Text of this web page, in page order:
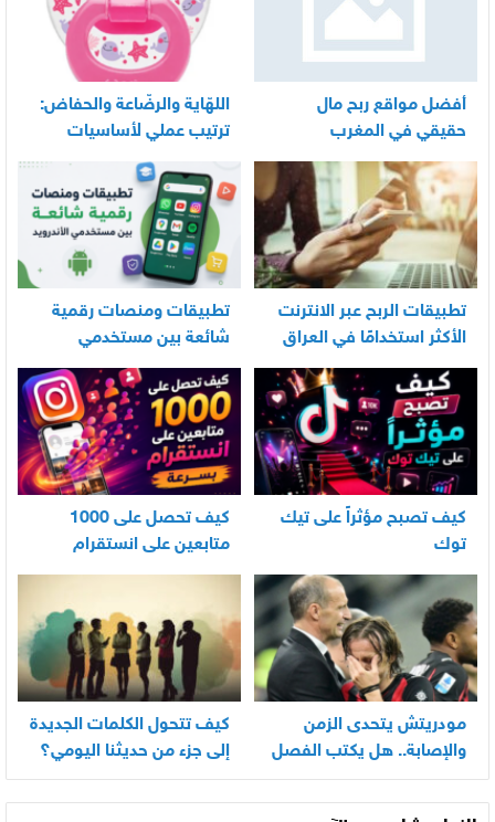
أفضل مواقع ربح مال
حقيقي في المغرب
اللهّاية والرضّاعة والحفاض:
ترتيب عملي لأساسيات
العناية اليومية بالرضيع
تطبيقات الربح عبر الانترنت
الأكثر استخدامًا في العراق
تطبيقات ومنصات رقمية
شائعة بين مستخدمي
الأندرويد
كيف تصبح مؤثراً على تيك
توك
كيف تحصل على 1000
متابعين على انستقرام
بسرعة
مودريتش يتحدى الزمن
والإصابة.. هل يكتب الفصل
الأخير في أسطورته
المونديالية؟
كيف تتحول الكلمات الجديدة
إلى جزء من حديثنا اليومي؟